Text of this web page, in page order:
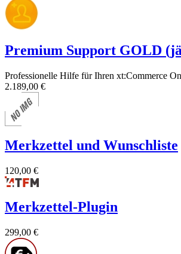
Premium Support GOLD
Professionelle Hilfe für Ihren xt:Commerce
2.189,00 €
Merkzettel und Wunschliste
120,00 €
Merkzettel-Plugin
299,00 €